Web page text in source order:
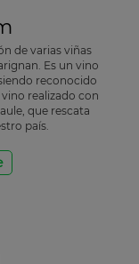
de varias viñas
Es un vino
reconocido
realizado con
que rescata
país.